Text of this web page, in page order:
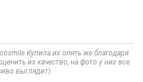
Купила их опять же благодаря
их качество, на фото у них все
выглядит)